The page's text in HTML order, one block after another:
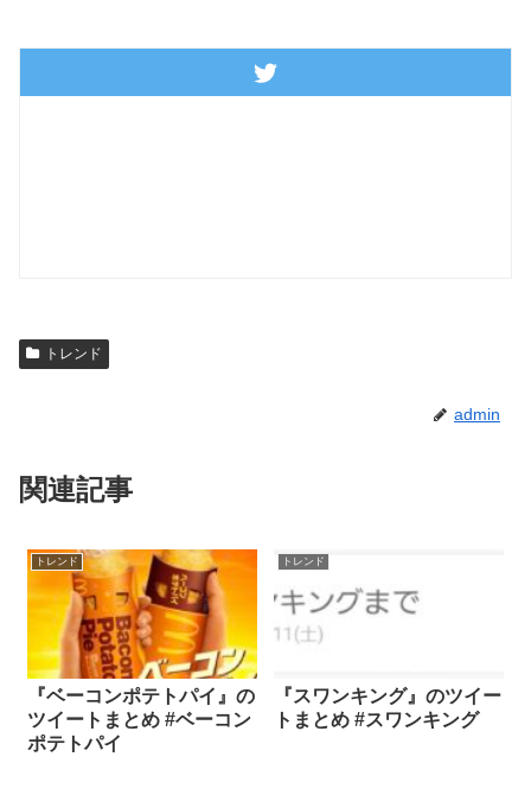
トレンド
admin
関連記事
トレンド
『ベーコンポテトパイ』の
ツイートまとめ #ベーコン
ポテトパイ
トレンド
『スワンキング』のツイー
トまとめ #スワンキング